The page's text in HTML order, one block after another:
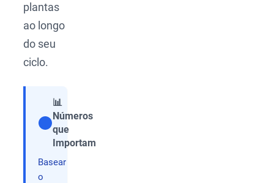
plantas
ao longo
do seu
ciclo.
📊
Números
que
Importam
Basear
o